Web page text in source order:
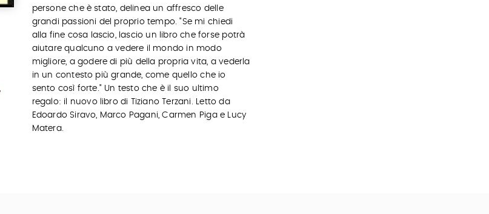
persone che è stato, delinea un affresco delle
grandi passioni del proprio tempo. "Se mi chiedi
alla fine cosa lascio, lascio un libro che forse potrà
aiutare qualcuno a vedere il mondo in modo
migliore, a godere di più della propria vita, a vederla
in un contesto più grande, come quello che io
sento così forte." Un testo che è il suo ultimo
regalo: il nuovo libro di Tiziano Terzani. Letto da
Edoardo Siravo, Marco Pagani, Carmen Piga e Lucy
Matera.